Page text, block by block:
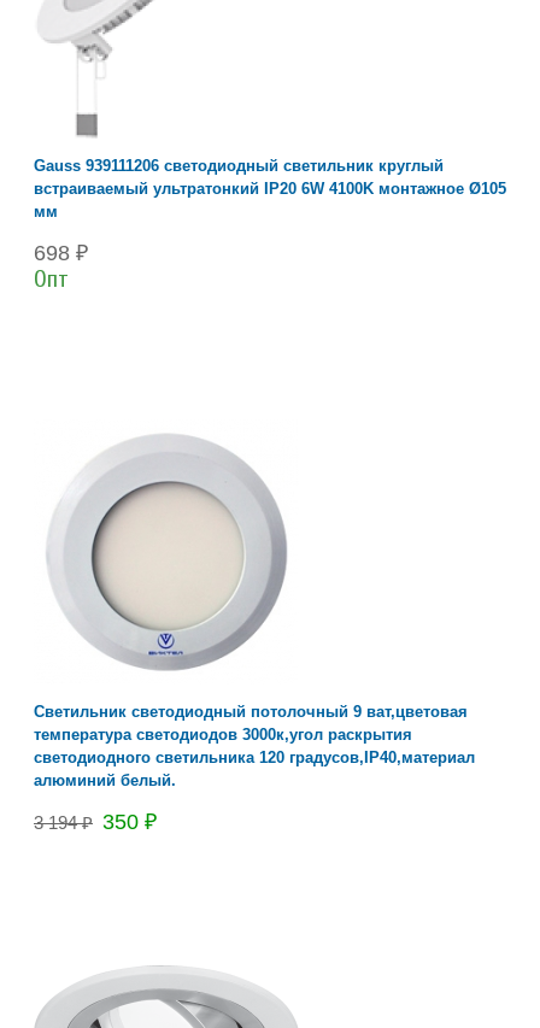
Gauss 939111206 светодиодный светильник круглый
встраиваемый ультратонкий IP20 6W 4100K монтажное Ø105
мм
698 ₽
Опт
Светильник светодиодный потолочный 9 ват,цветовая
температура светодиодов 3000к,угол раскрытия
светодиодного светильника 120 градусов,IP40,материал
алюминий белый.
3 194 ₽ 350 ₽